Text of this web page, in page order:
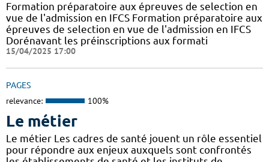
Formation préparatoire aux épreuves de selection en
vue de l'admission en IFCS Formation préparatoire aux
épreuves de selection en vue de l'admission en IFCS
Dorénavant les préinscriptions aux formati
15/04/2025 17:00
PAGES
relevance: 100%
Le métier
Le métier Les cadres de santé jouent un rôle essentiel
pour répondre aux enjeux auxquels sont confrontés